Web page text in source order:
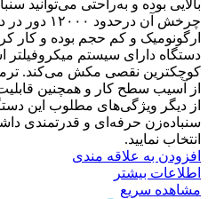
بالایی بوده و به‌راحتی می‌توانید
چرخش آن
ارگونومیک و کم حجم بوده و کار
دستگاه دارای سیستم میکروفیلتر
کوچکترین نقصی مکش می‌کند.
از آسیب سطح کار و همچنین
از دیگر ویژگی‌های مطلوب این
سنباده‌زن حرفه‌ای و قدرتمندی
انتخاب نمایید.
افزودن به علاقه مندی
اطلاعات بیشتر
مشاهده سریع